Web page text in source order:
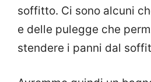
soffitto. Ci sono alcuni
e delle pulegge che
stendere i panni dal